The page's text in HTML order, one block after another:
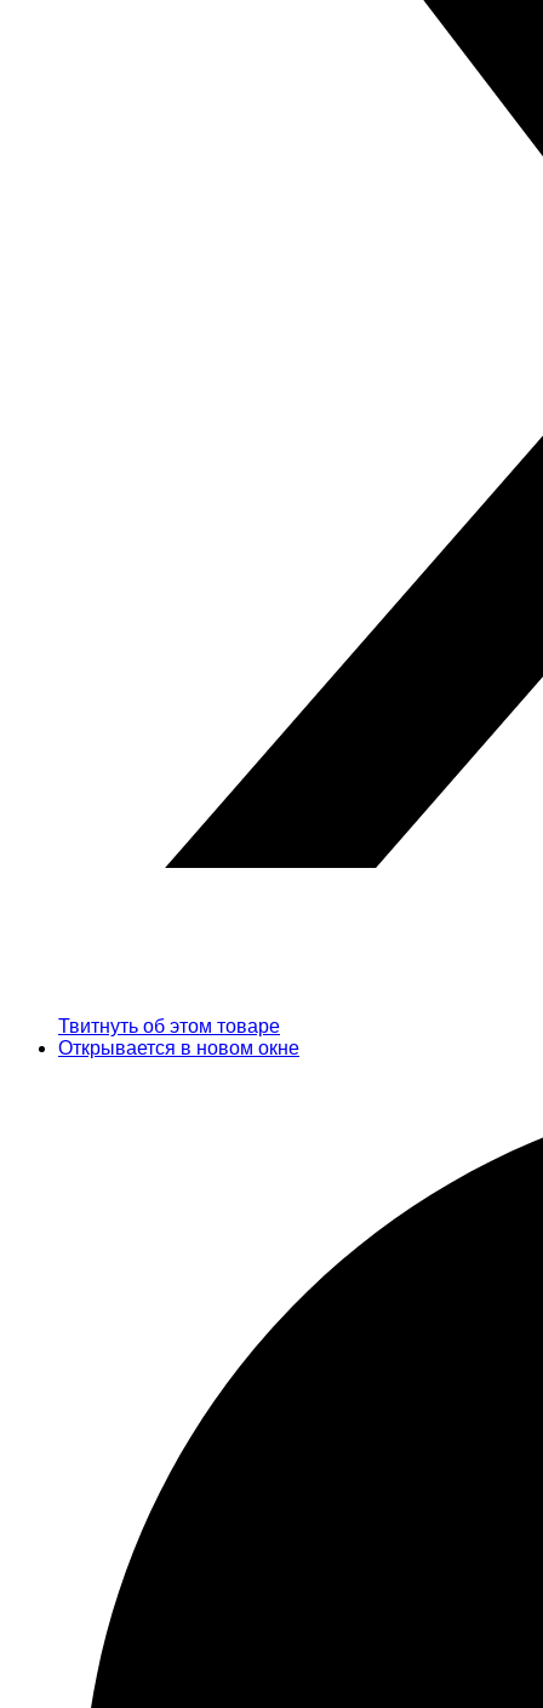
Твитнуть об этом товаре
Открывается в новом окне